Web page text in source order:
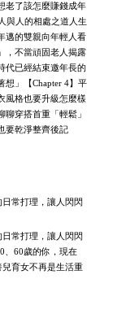
老了該怎麼賺錢成年
與人的相處之道人生
邁的雙親向年輕人看
，不當頑固老人揭露
代已經結束邀年長的
想」【Chapter 4】平
風格也要升級怎麼樣
穿搭首重「輕鬆」
要乾淨整齊後記
常打理，讓人閃閃
常打理，讓人閃閃
、60歲的你，現在
育女不再是生活重